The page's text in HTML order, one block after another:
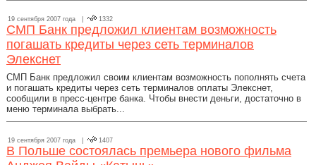
19 сентября 2007 года | 1332
СМП Банк предложил клиентам возможность
погашать кредиты через сеть терминалов
Элекснет
СМП Банк предложил своим клиентам возможность пополнять счета
и погашать кредиты через сеть терминалов оплаты Элекснет,
сообщили в пресс-центре банка. Чтобы внести деньги, достаточно в
меню терминала выбрать...
19 сентября 2007 года | 1407
В Польше состоялась премьера нового фильма